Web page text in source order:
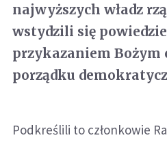
najwyższych władz
wstydzili się
przykazaniem
porządku
Podkreślili to członkowie